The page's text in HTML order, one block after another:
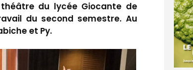
du lycée Giocante de
du second semestre. Au
et Py.